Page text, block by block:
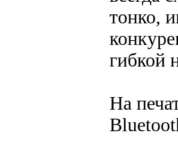
тонко,
гибкой
На